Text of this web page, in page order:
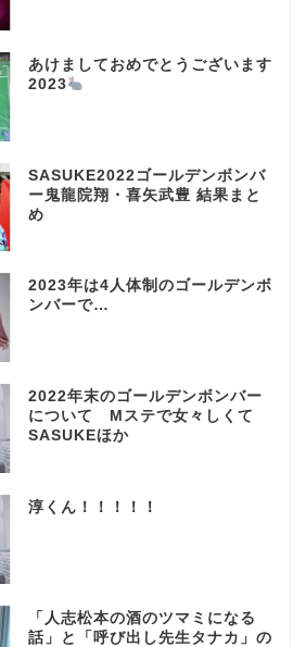
あけましておめでとうございます
2023
SASUKE2022ゴールデンボンバ
ー鬼龍院翔・喜矢武豊 結果まと
め
2023年は4人体制のゴールデンボ
ンバーで…
2022年末のゴールデンボンバー
について Mステで女々しくて
SASUKEほか
淳くん！！！！！
「人志松本の酒のツマミになる
話」と「呼び出し先生タナカ」の